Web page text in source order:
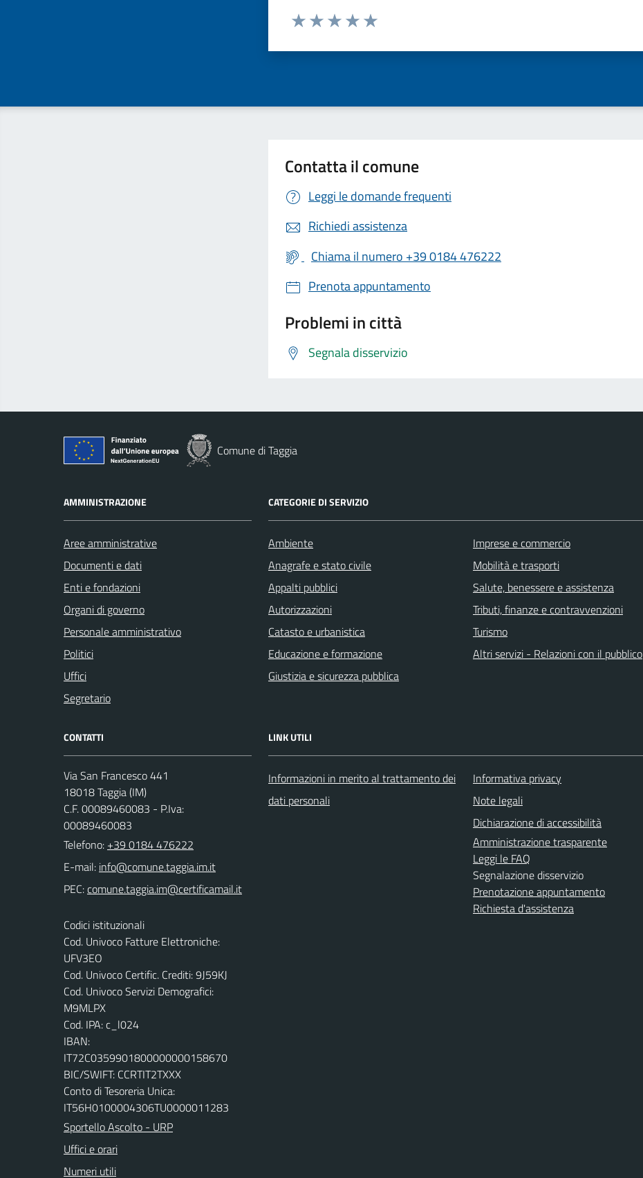
Valuta da 1 a 5 stelle la pagina
Contatta il comune
Leggi le domande frequenti
Richiedi assistenza
Chiama il numero +39 0184 476222
Prenota appuntamento
Problemi in città
Segnala disservizio
Comune di Taggia
AMMINISTRAZIONE
Aree amministrative
Documenti e dati
Enti e fondazioni
Organi di governo
Personale amministrativo
Politici
Uffici
Segretario
CATEGORIE DI SERVIZIO
Ambiente
Anagrafe e stato civile
Appalti pubblici
Autorizzazioni
Catasto e urbanistica
Educazione e formazione
Giustizia e sicurezza pubblica
Imprese e commercio
Mobilità e trasporti
Salute, benessere e assistenza
Tributi, finanze e contravvenzioni
Turismo
Altri servizi - Relazioni con il pubblico
CONTATTI
Via San Francesco 441
18018 Taggia (IM)
C.F. 00089460083 - P.Iva:
00089460083
Telefono: +39 0184 476222
E-mail:
PEC:
Codici istituzionali
Cod. Univoco Fatture Elettroniche:
UFV3EO
Cod. Univoco Certific. Crediti: 9J59KJ
Cod. Univoco Servizi Demografici:
M9MLPX
Cod. IPA: c_l024
IBAN:
IT72C0359901800000000158670
BIC/SWIFT: CCRTIT2TXXX
Conto di Tesoreria Unica:
IT56H0100004306TU0000011283
Sportello Ascolto - URP
Uffici e orari
Numeri utili
LINK UTILI
Informazioni in merito al trattamento dei
dati personali
Informativa privacy
Note legali
Dichiarazione di accessibilità
Amministrazione trasparente
Leggi le FAQ
Segnalazione disservizio
Prenotazione appuntamento
Richiesta d'assistenza